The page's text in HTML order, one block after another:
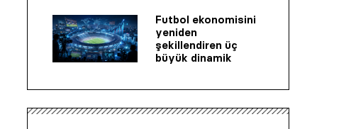
Futbol ekonomisini
yeniden
şekillendiren üç
büyük dinamik